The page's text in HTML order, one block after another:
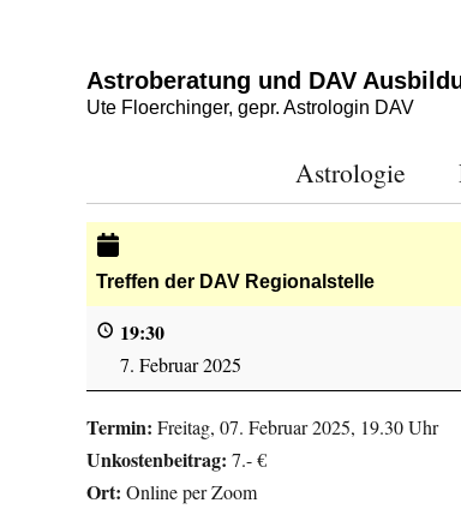
Astroberatung und DAV
Ute Floerchinger, gepr. Astrologin DAV
Astrologie
Treffen der DAV Regionalstelle
19:30
7. Februar 2025
Termin: Freitag, 07. Februar 2025, 19.30 Uhr
Unkostenbeitrag: 7.- €
Ort: Online per Zoom